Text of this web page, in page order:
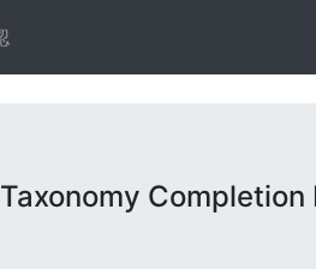
Completion